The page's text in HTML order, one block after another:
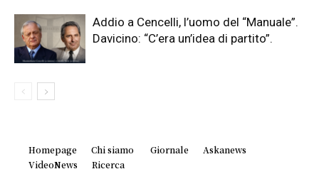
Addio a Cencelli, l’uomo del “Manuale”.
Davicino: “C’era un’idea di partito”.
Homepage Chi siamo Giornale
Askanews
VideoNews
Ricerca